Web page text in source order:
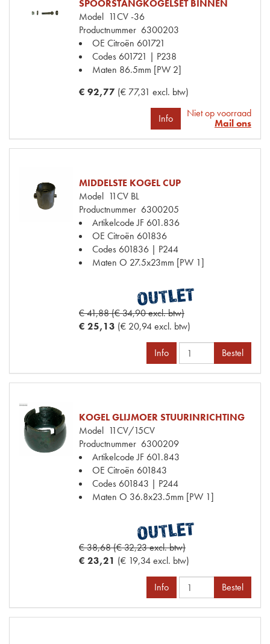
SPOORSTANGKOGELSET BINNEN
Model 11CV -36
Productnummer 6300203
OE Citroën 601721
Codes 601721 | P238
Maten 86.5mm [PW 2]
€ 92,77 (€ 77,31 excl. btw)
Info
Niet op voorraad
Mail ons
MIDDELSTE KOGEL CUP
Model 11CV BL
Productnummer 6300205
Artikelcode JF 601.836
OE Citroën 601836
Codes 601836 | P244
Maten O 27.5x23mm [PW 1]
€ 41,88 (€ 34,90 excl. btw)
€ 25,13 (€ 20,94 excl. btw)
Info Bestel
KOGEL GLIJMOER STUURINRICHTING
Model 11CV/15CV
Productnummer 6300209
Artikelcode JF 601.843
OE Citroën 601843
Codes 601843 | P244
Maten O 36.8x23.5mm [PW 1]
€ 38,68 (€ 32,23 excl. btw)
€ 23,21 (€ 19,34 excl. btw)
Info Bestel